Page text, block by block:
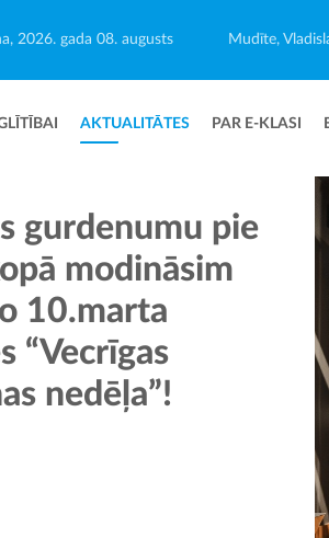
2026. gada 08. augusts Mudīte,
AKTUALITĀTES PAR E-KLASI
gurdenumu pie
modināsim
10.marta
“Vecrīgas
nedēļa”!